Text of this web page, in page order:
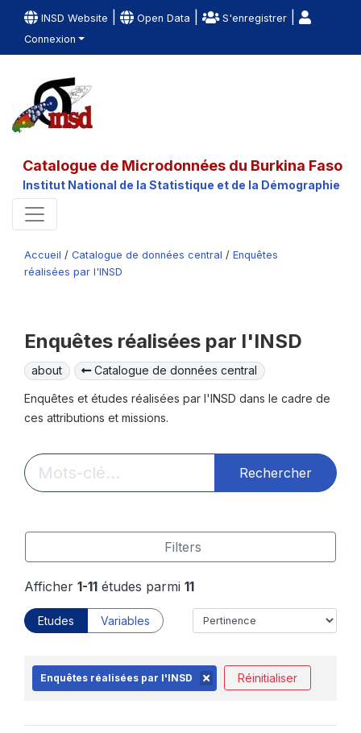
INSD Website Open Data S'enregistrer
Connexion
Catalogue de Microdonnées du Burkina Faso
Institut National de la Statistique et de la Démographie
Accueil / Catalogue de données central / Enquêtes
réalisées par l'INSD
Enquêtes réalisées par l'INSD
about Catalogue de données central
Enquêtes et études réalisées par l'INSD dans le cadre de
ces attributions et missions.
Rechercher
Filters
Afficher 1-11 études parmi 11
Etudes Variables
Enquêtes réalisées par l'INSD Réinitialiser